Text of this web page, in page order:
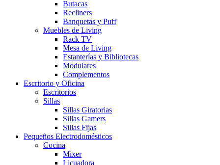
Butacas
Recliners
Banquetas y Puff
Muebles de Living
Rack TV
Mesa de Living
Estanterías y Bibliotecas
Modulares
Complementos
Escritorio y Oficina
Escritorios
Sillas
Sillas Giratorias
Sillas Gamers
Sillas Fijas
Pequeños Electrodomésticos
Cocina
Mixer
Licuadora